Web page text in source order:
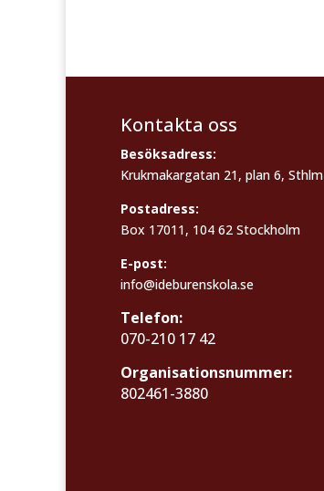
Kontakta oss
Besöksadress:
Krukmakargatan 21, plan 6, Sthlm
Postadress:
Box 17011, 104 62 Stockholm
E-post:
info@ideburenskola.se
Telefon:
070-210 17 42
Organisationsnummer:
802461-3880